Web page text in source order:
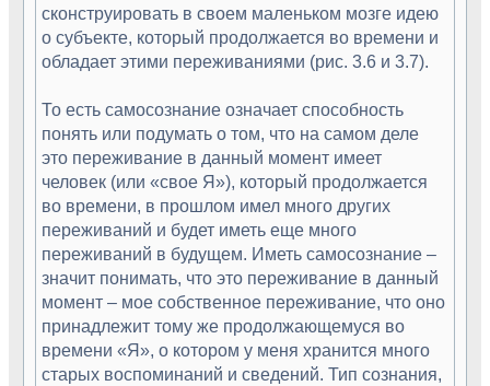
сконструировать в своем маленьком мозге идею
о субъекте, который продолжается во времени и
обладает этими переживаниями (рис. 3.6 и 3.7).
То есть самосознание означает способность
понять или подумать о том, что на самом деле
это переживание в данный момент имеет
человек (или «свое Я»), который продолжается
во времени, в прошлом имел много других
переживаний и будет иметь еще много
переживаний в будущем. Иметь самосознание –
значит понимать, что это переживание в данный
момент – мое собственное переживание, что оно
принадлежит тому же продолжающемуся во
времени «Я», о котором у меня хранится много
старых воспоминаний и сведений. Тип сознания,